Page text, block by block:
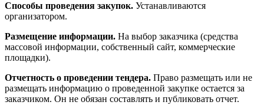
Способы проведения закупок. Устанавливаются
организатором.
Размещение информации. На выбор заказчика (средства
массовой информации, собственный сайт, коммерческие
площадки).
Отчетность о проведении тендера. Право размещать или не
размещать информацию о проведенной закупке остается за
заказчиком. Он не обязан составлять и публиковать отчет.